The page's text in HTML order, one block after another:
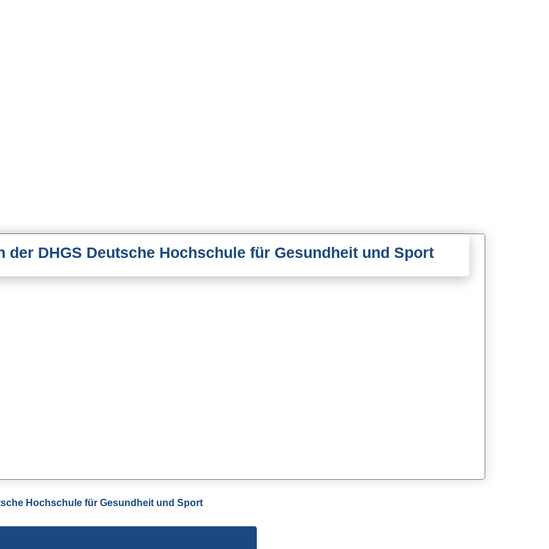
DHGS Deutsche Hochschule für Gesundheit und Sport
Hochschule für Gesundheit und Sport